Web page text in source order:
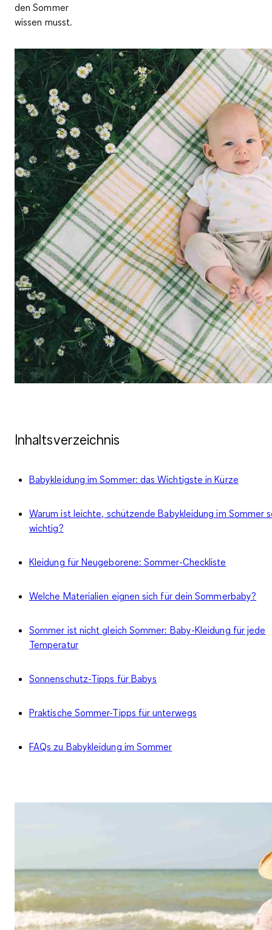
den Sommer
wissen musst.
Inhaltsverzeichnis
Babykleidung im Sommer: das Wichtigste in Kürze
Warum ist leichte, schützende Babykleidung im Sommer
wichtig?
Kleidung für Neugeborene: Sommer-Checkliste
Welche Materialien eignen sich für dein Sommerbaby?
Sommer ist nicht gleich Sommer: Baby-Kleidung für jede
Temperatur
Sonnenschutz-Tipps für Babys
Praktische Sommer-Tipps für unterwegs
FAQs zu Babykleidung im Sommer